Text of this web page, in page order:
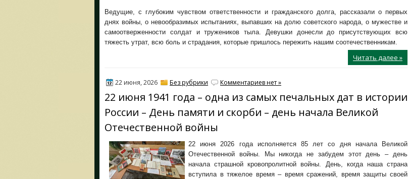
Ведущие, с глубоким чувством ответственности и гражданского долга, рассказали о первых
днях войны, о невообразимых испытаниях, выпавших на долю советского народа, о мужестве и
самоотверженности солдат и тружеников тыла. Девушки донесли до присутствующих всю
тяжесть утрат, всю боль и страдания, которые пришлось пережить нашим соотечественникам.
Читать далее »
22 июня, 2026 Без рубрики Комментариев нет »
22 июня 1941 года – одна из самых печальных дат в истории
России – День памяти и скорби – день начала Великой
Отечественной войны
22 июня 2026 года исполняется 85 лет со дня начала Великой
Отечественной войны. Мы никогда не забудем этот день – день
начала страшной кровопролитной войны. День, когда наша страна
вступила в тяжелое время – время сражений, время защиты своей